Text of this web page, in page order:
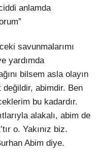
anlamda
savunmalarımı
yardımda
bilsem asla olayın
değildir, abimdir. Ben
bu kadardır.
alakalı, abim de
o. Yakınız biz.
Abim diye.